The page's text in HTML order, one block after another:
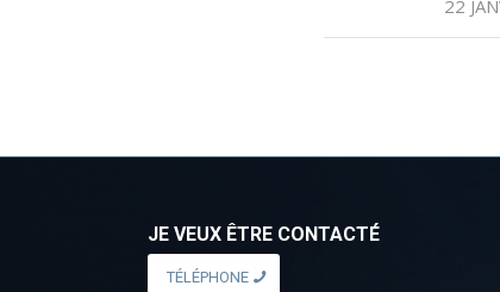
22
JE VEUX ÊTRE CONTACTÉ
TÉLÉPHONE